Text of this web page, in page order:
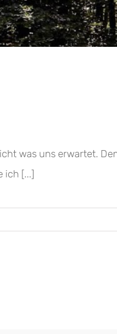
was uns erwartet.
ich [...]